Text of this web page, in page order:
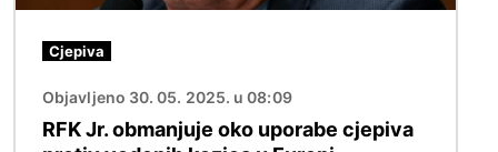
Cjepiva
Objavljeno 30. 05. 2025. u 08:09
RFK Jr. obmanjuje oko uporabe cjepiva